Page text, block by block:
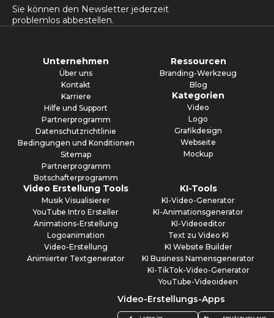
Sie können den Newsletter jederzeit
problemlos abbestellen.
Unternehmen
Über uns
Kontakt
Karriere
Hilfe und Support
Partnerprogramm
Datenschutzrichtlinie
Bedingungen und Konditionen
Sitemap
Partnerprogramm
Botschafterprogramm
Ressourcen
Branding-Werkzeug
Blog
Kategorien
Video
Logo
Grafikdesign
Webseite
Mockup
Video Erstellung Tools
Musik Visualisierer
YouTube Intro Ersteller
Animations-Erstellung
Logoanimation
Video-Erstellung
Animierter Textgenerator
KI-Tools
KI-Video-Generator
KI-Animationsgenerator
KI-Videoeditor
Text zu Video KI
KI Website Builder
KI Business Namensgenerator
KI-TikTok-Video-Generator
YouTube-Videoideen
Video-Erstellungs-Apps